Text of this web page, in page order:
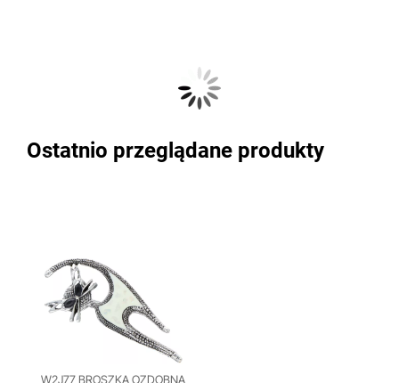
Ostatnio przeglądane produkty
W2J77 BROSZKA OZDOBNA